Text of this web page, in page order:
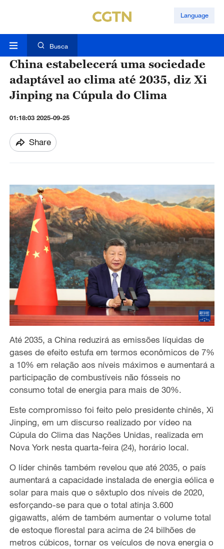
Language
Busca
China estabelecerá uma sociedade
adaptável ao clima até 2035, diz Xi
Jinping na Cúpula do Clima
01:18:03 2025-09-25
Share
Até 2035, a China reduzirá as emissões líquidas de
gases de efeito estufa em termos econômicos de 7%
a 10% em relação aos níveis máximos e aumentará a
participação de combustíveis não fósseis no
consumo total de energia para mais de 30%.
Este compromisso foi feito pelo presidente chinês, Xi
Jinping, em um discurso realizado por vídeo na
Cúpula do Clima das Nações Unidas, realizada em
Nova York nesta quarta-feira (24), horário local.
O líder chinês também revelou que até 2035, o país
aumentará a capacidade instalada de energia eólica e
solar para mais que o sêxtuplo dos níveis de 2020,
esforçando-se para que o total atinja 3.600
gigawatts, além de também aumentar o volume total
de estoque florestal para acima de 24 bilhões de
metros cúbicos, tornar os veículos de nova energia o